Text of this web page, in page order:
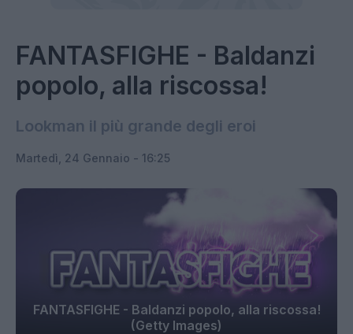
FANTASFIGHE - Baldanzi
popolo, alla riscossa!
Lookman il più grande degli eroi
Martedì, 24 Gennaio - 16:25
FANTASFIGHE - Baldanzi popolo, alla riscossa!
(Getty Images)